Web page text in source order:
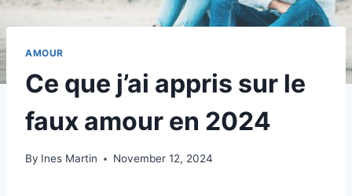
AMOUR
Ce que j’ai appris sur le
faux amour en 2024
By Ines Martin November 12, 2024